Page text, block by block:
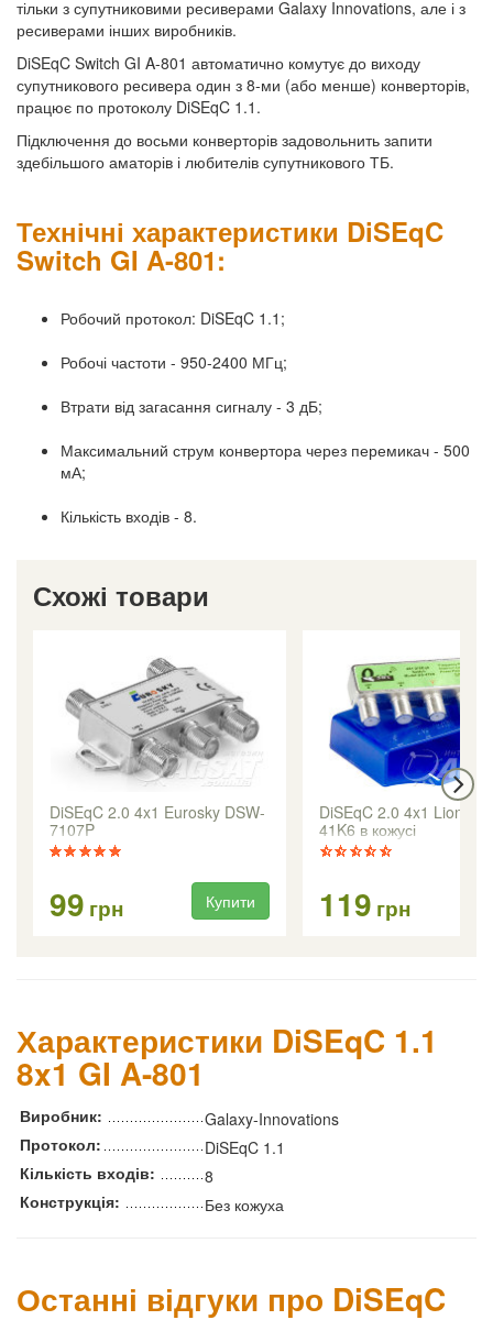
тільки з супутниковими ресиверами Galaxy Innovations, але і з
ресиверами інших виробників.
DiSEqC Switch GI A-801 автоматично комутує до виходу
супутникового ресивера один з 8-ми (або менше) конверторів,
працює по протоколу DiSEqC 1.1.
Підключення до восьми конверторів задовольнить запити
здебільшого аматорів і любителів супутникового ТБ.
Технічні характеристики DiSEqC
Switch GI A-801:
Робочий протокол: DiSEqC 1.1;
Робочі частоти - 950-2400 МГц;
Втрати від загасання сигналу - 3 дБ;
Максимальний струм конвертора через перемикач - 500
мА;
Кількість входів - 8.
Схожі товари
DiSEqC 2.0 4x1 Eurosky DSW-
7107P
99 грн Купити
DiSEqC 2.0 4x1 Lionsat
41K6 в кожусі
119 грн
Характеристики DiSEqC 1.1
8x1 GI A-801
Виробник:
Galaxy-Innovations
Протокол:
DiSEqC 1.1
Кількість входів:
8
Конструкція:
Без кожуха
Останні відгуки про DiSEqC